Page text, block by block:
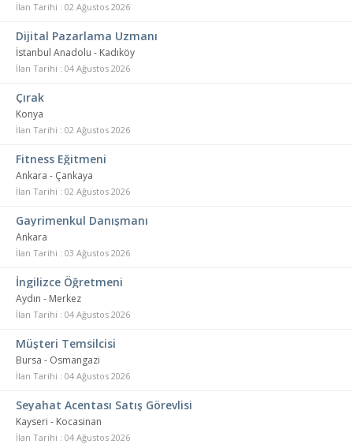
İlan Tarihi : 02 Ağustos 2026
Dijital Pazarlama Uzmanı
İstanbul Anadolu - Kadıköy
İlan Tarihi : 04 Ağustos 2026
Çırak
Konya
İlan Tarihi : 02 Ağustos 2026
Fitness Eğitmeni
Ankara - Çankaya
İlan Tarihi : 02 Ağustos 2026
Gayrimenkul Danışmanı
Ankara
İlan Tarihi : 03 Ağustos 2026
İngilizce Öğretmeni
Aydın - Merkez
İlan Tarihi : 04 Ağustos 2026
Müşteri Temsilcisi
Bursa - Osmangazi
İlan Tarihi : 04 Ağustos 2026
Seyahat Acentası Satış Görevlisi
Kayseri - Kocasinan
İlan Tarihi : 04 Ağustos 2026